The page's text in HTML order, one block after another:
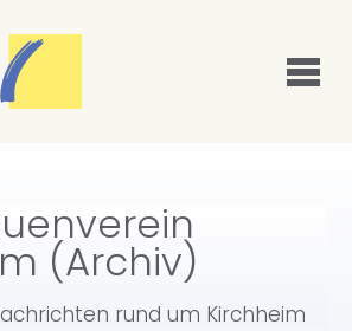
(Archiv)
rund um Kirchheim